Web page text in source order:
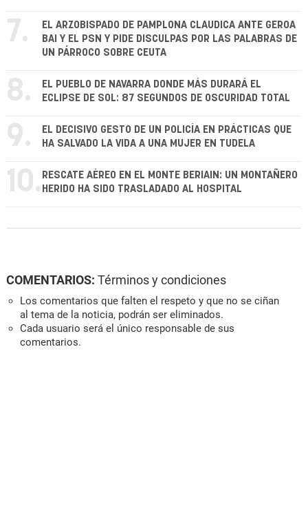
7.
EL ARZOBISPADO DE PAMPLONA CLAUDICA ANTE GEROA
BAI Y EL PSN Y PIDE DISCULPAS POR LAS PALABRAS DE
UN PÁRROCO SOBRE CEUTA
8.
EL PUEBLO DE NAVARRA DONDE MÁS DURARÁ EL
ECLIPSE DE SOL: 87 SEGUNDOS DE OSCURIDAD TOTAL
9.
EL DECISIVO GESTO DE UN POLICÍA EN PRÁCTICAS QUE
HA SALVADO LA VIDA A UNA MUJER EN TUDELA
10. RESCATE AÉREO EN EL MONTE BERIAIN: UN MONTAÑERO
HERIDO HA SIDO TRASLADADO AL HOSPITAL
COMENTARIOS: Términos y condiciones
Los comentarios que falten el respeto y que no se ciñan
al tema de la noticia, podrán ser eliminados.
Cada usuario será el único responsable de sus
comentarios.